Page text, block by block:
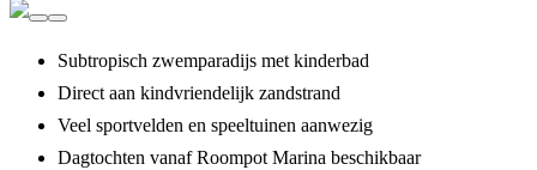
Subtropisch zwemparadijs met kinderbad
Direct aan kindvriendelijk zandstrand
Veel sportvelden en speeltuinen aanwezig
Dagtochten vanaf Roompot Marina beschikbaar